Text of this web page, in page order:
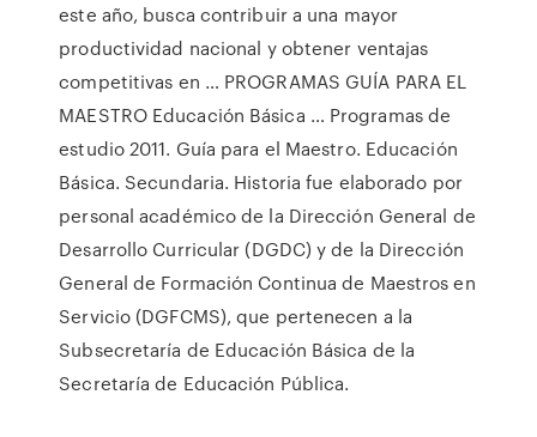
este año, busca contribuir a una mayor
productividad nacional y obtener ventajas
competitivas en … PROGRAMAS GUÍA PARA EL
MAESTRO Educación Básica … Programas de
estudio 2011. Guía para el Maestro. Educación
Básica. Secundaria. Historia fue elaborado por
personal académico de la Dirección General de
Desarrollo Curricular (DGDC) y de la Dirección
General de Formación Continua de Maestros en
Servicio (DGFCMS), que pertenecen a la
Subsecretaría de Educación Básica de la
Secretaría de Educación Pública.